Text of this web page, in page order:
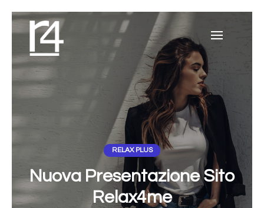
RELAX PLUS
Nuova Presentazione Sito
Relax4me